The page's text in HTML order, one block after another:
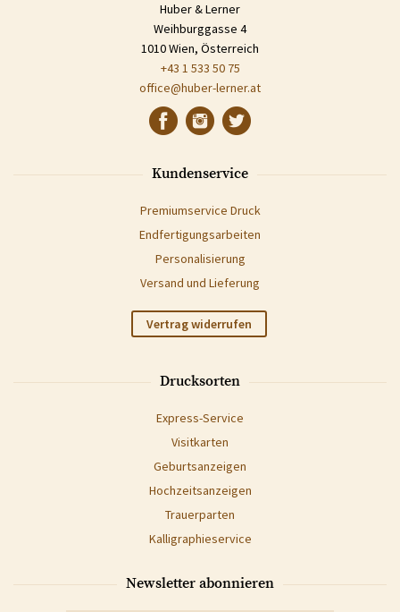
Huber & Lerner
Weihburggasse 4
1010 Wien, Österreich
+43 1 533 50 75
office@huber-lerner.at
Kundenservice
Premiumservice Druck
Endfertigungsarbeiten
Personalisierung
Versand und Lieferung
Vertrag widerrufen
Drucksorten
Express-Service
Visitkarten
Geburtsanzeigen
Hochzeitsanzeigen
Trauerparten
Kalligraphieservice
Newsletter abonnieren